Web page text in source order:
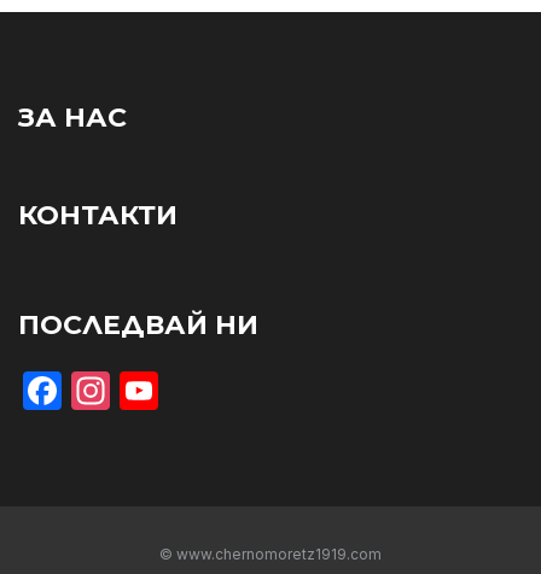
ЗА НАС
КОНТАКТИ
ПОСЛЕДВАЙ НИ
Facebook
Instagram
© www.chernomoretz1919.com